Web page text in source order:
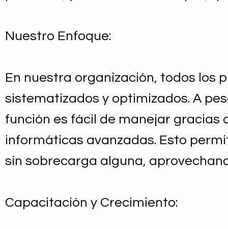
Nuestro Enfoque:
En nuestra organización, todos los
sistematizados y optimizados. A
función es fácil de manejar gracias
informáticas avanzadas. Esto
sin sobrecarga alguna,
Capacitación y Crecimiento: